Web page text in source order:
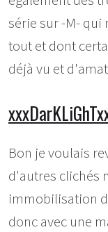
série sur -M- qui
tout et dont
déjà vu et
Bon je voulais
d'autres clichés
immobilisation
donc avec une